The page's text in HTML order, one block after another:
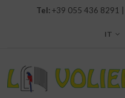
Tel:+39 055 436 8291 |
IT